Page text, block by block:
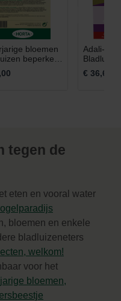
bloemen
beperken
Adali-
BOX
€ 36,60
tegen de
eten en vooral water
bloemen en enkele
bladluizeneters
welkom!
voor het
bloemen,